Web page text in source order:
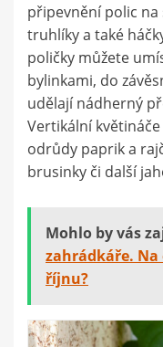
připevnění polic na
truhlíky a také
poličky můžete
bylinkami, do
udělají nádherný
Vertikální
odrůdy paprik a
brusinky či další
Mohlo by vás
zahrádkáře.
říjnu?